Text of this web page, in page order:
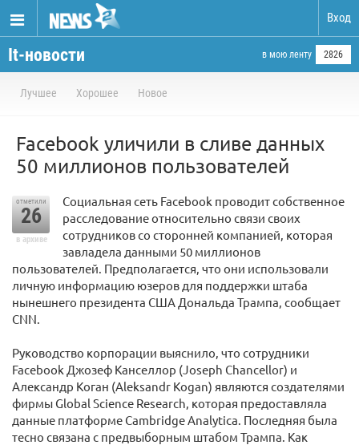
Вход
It-новости в мою ленту 2826
Лучшее Хорошее Новое
Facebook уличили в сливе данных
50 миллионов пользователей
отметили
26
в архиве
Социальная сеть Facebook проводит собственное
расследование относительно связи своих
сотрудников со сторонней компанией, которая
завладела данными 50 миллионов
пользователей. Предполагается, что они использовали
личную информацию юзеров для поддержки штаба
нынешнего президента США Дональда Трампа, сообщает
CNN.
Руководство корпорации выяснило, что сотрудники
Facebook Джозеф Канселлор (Joseph Chancellor) и
Александр Коган (Aleksandr Kogan) являются создателями
фирмы Global Science Research, которая предоставляла
данные платформе Cambridge Analytica. Последняя была
тесно связана с предвыборным штабом Трампа. Как